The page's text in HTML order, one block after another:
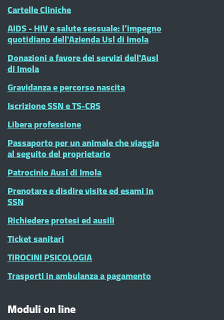
Cartelle Cliniche
AIDS - HIV e salute sessuale: l’impegno
quotidiano dell'Azienda Usl di Imola
Donazioni a favore dei servizi dell'Ausl
di Imola
Gravidanza e percorso nascita
Iscrizione SSN e TS-CRS
Libera professione
Passaporto per un animale che viaggia
al seguito del proprietario
Patrocinio Ausl di Imola
Prenotare e disdire visite ed esami in
SSN
Richiedere protesi ed ausili
Ticket sanitari
TIROCINI PSICOLOGIA
Trasporti in ambulanza a pagamento
Moduli on line